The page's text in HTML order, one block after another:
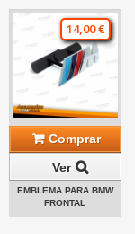
14,00 €
Comprar
Ver
EMBLEMA PARA BMW
FRONTAL